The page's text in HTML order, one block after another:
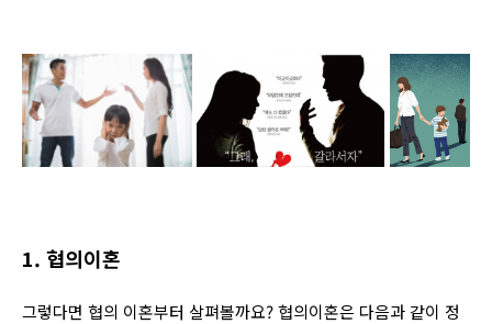
1. 협의이혼
그렇다면 협의 이혼부터 살펴볼까요? 협의이혼은 다음과 같이 정